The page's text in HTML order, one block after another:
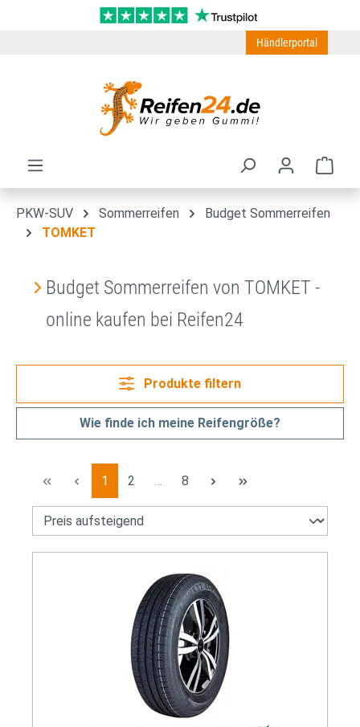
Zum Hauptinhalt springen
Händlerportal
PKW-SUV Sommerreifen
Budget Sommerreifen
TOMKET
Budget Sommerreifen von TOMKET -
online kaufen bei Reifen24
Produkte filtern
Wie finde ich meine Reifengröße?
Seite
1 Seite
2 Seite
8